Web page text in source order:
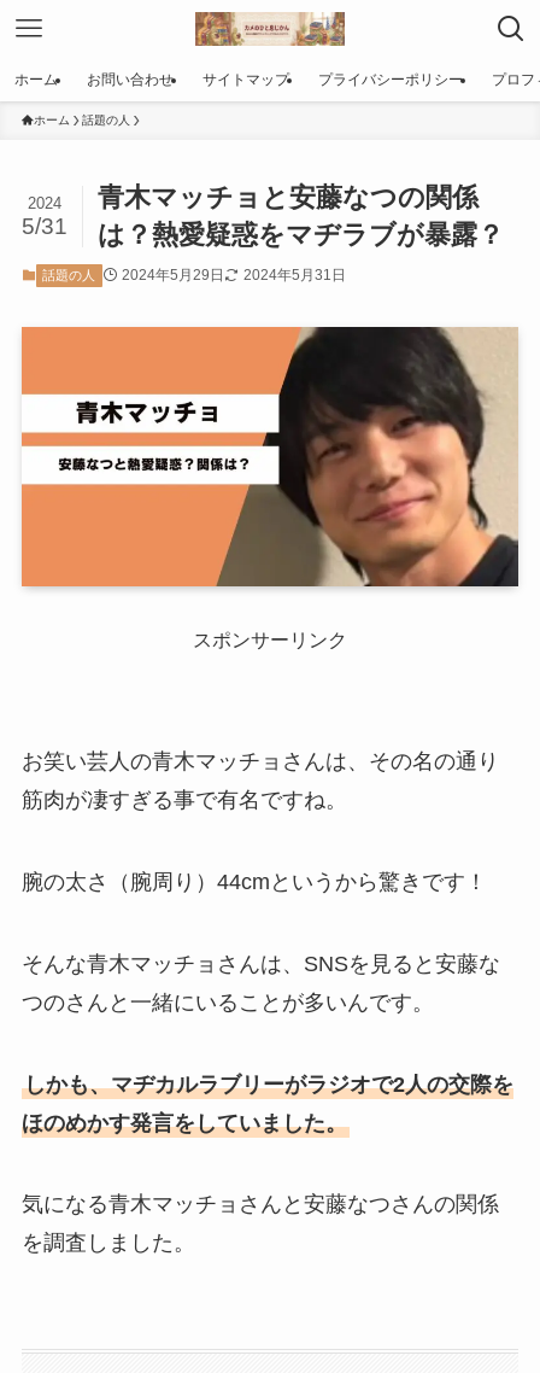
ホーム お問い合わせ サイトマップ プライバシーポリシー プロフ
ホーム 話題の人
青木マッチョと安藤なつの関係
は？熱愛疑惑をマヂラブが暴露？
2024
5/31
話題の人 2024年5月29日 2024年5月31日
スポンサーリンク
お笑い芸人の青木マッチョさんは、その名の通り
筋肉が凄すぎる事で有名ですね。
腕の太さ（腕周り）44cmというから驚きです！
そんな青木マッチョさんは、SNSを見ると安藤な
つのさんと一緒にいることが多いんです。
しかも、マヂカルラブリーがラジオで2人の交際を
ほのめかす発言をしていました。
気になる青木マッチョさんと安藤なつさんの関係
を調査しました。